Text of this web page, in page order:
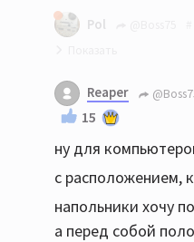
Pol
Евгений, ну
то отменял? На
напольники возьмет
Reaper
15
ну для
с расположением,
напольники хочу
а перед собой